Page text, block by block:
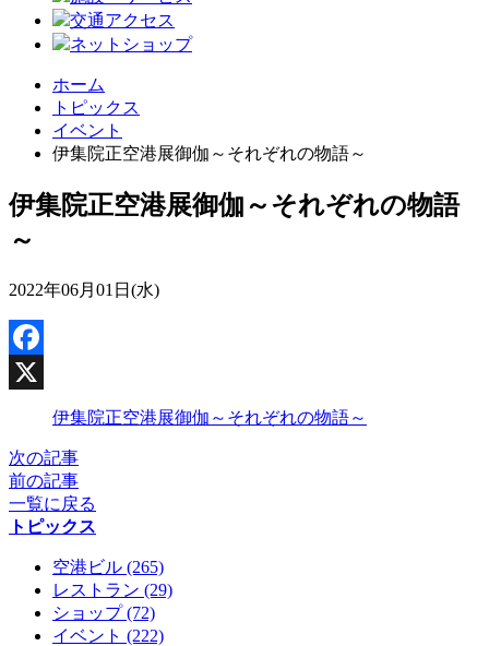
交通アクセス
ネットショップ
ホーム
トピックス
イベント
伊集院正空港展御伽～それぞれの物語～
伊集院正空港展御伽～それぞれの物語
～
2022年06月01日(水)
Facebook
伊集院正空港展御伽～それぞれの物語～
次の記事
前の記事
一覧に戻る
トピックス
空港ビル (265)
レストラン (29)
ショップ (72)
イベント (222)